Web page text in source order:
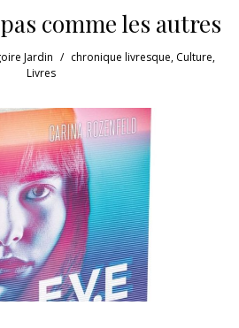
comme les autres
Jardin chronique livresque, Culture,
Livres